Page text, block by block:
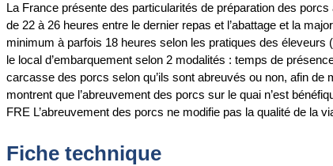
La France présente des particularités de préparation des
de 22 à 26 heures entre le dernier repas et l’abattage et la
minimum à parfois 18 heures selon les pratiques des éleveurs
le local d’embarquement selon 2 modalités : temps de
carcasse des porcs selon qu’ils sont abreuvés ou non, afin de
montrent que l’abreuvement des porcs sur le quai n’est
FRE L’abreuvement des porcs ne modifie pas la qualité de la
Fiche technique